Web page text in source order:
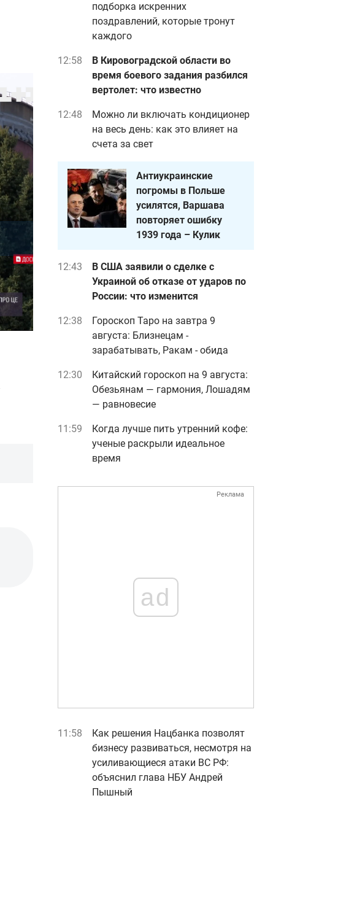
подборка искренних
поздравлений, которые тронут
каждого
12:58
В Кировоградской области во
время боевого задания разбился
вертолет: что известно
12:48
Можно ли включать кондиционер
на весь день: как это влияет на
счета за свет
Антиукраинские
погромы в Польше
усилятся, Варшава
повторяет ошибку
1939 года – Кулик
12:43
В США заявили о сделке с
Украиной об отказе от ударов по
России: что изменится
12:38
Гороскоп Таро на завтра 9
августа: Близнецам -
зарабатывать, Ракам - обида
12:30
Китайский гороскоп на 9 августа:
Обезьянам — гармония, Лошадям
— равновесие
11:59
Когда лучше пить утренний кофе:
ученые раскрыли идеальное
время
Реклама
ad
11:58
Как решения Нацбанка позволят
бизнесу развиваться, несмотря на
усиливающиеся атаки ВС РФ:
объяснил глава НБУ Андрей
Пышный